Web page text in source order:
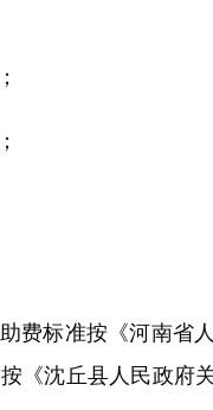
标准按《河南省人
《沈丘县人民政府